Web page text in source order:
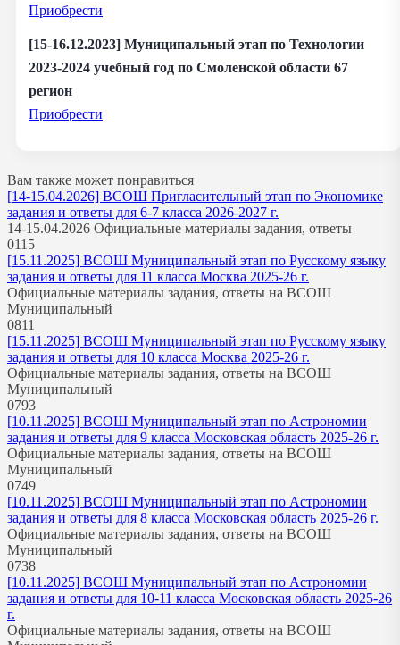
Приобрести
[15-16.12.2023] Муниципальный этап по Технологии
2023-2024 учебный год по Смоленской области 67
регион
Приобрести
Вам также может понравиться
[14-15.04.2026] ВСОШ Пригласительный этап по Экономике
задания и ответы для 6-7 класса 2026-2027 г.
14-15.04.2026 Официальные материалы задания, ответы
0115
[15.11.2025] ВСОШ Муниципальный этап по Русскому языку
задания и ответы для 11 класса Москва 2025-26 г.
Официальные материалы задания, ответы на ВСОШ
Муниципальный
0811
[15.11.2025] ВСОШ Муниципальный этап по Русскому языку
задания и ответы для 10 класса Москва 2025-26 г.
Официальные материалы задания, ответы на ВСОШ
Муниципальный
0793
[10.11.2025] ВСОШ Муниципальный этап по Астрономии
задания и ответы для 9 класса Московская область 2025-26 г.
Официальные материалы задания, ответы на ВСОШ
Муниципальный
0749
[10.11.2025] ВСОШ Муниципальный этап по Астрономии
задания и ответы для 8 класса Московская область 2025-26 г.
Официальные материалы задания, ответы на ВСОШ
Муниципальный
0738
[10.11.2025] ВСОШ Муниципальный этап по Астрономии
задания и ответы для 10-11 класса Московская область 2025-26
г.
Официальные материалы задания, ответы на ВСОШ